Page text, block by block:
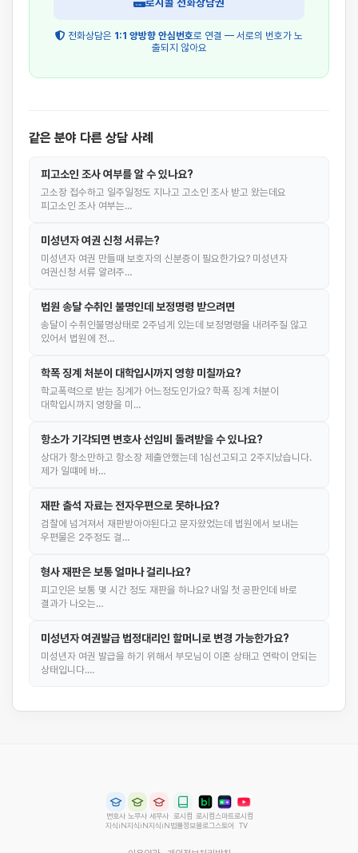
전화상담은 1:1 양방향 안심번호로 연결 — 서로의 번호가 노
출되지 않아요
같은 분야 다른 상담 사례
피고소인 조사 여부를 알 수 있나요?
고소장 접수하고 일주일정도 지나고 고소인 조사 받고 왔는데요
피고소인 조사 여부는…
미성년자 여권 신청 서류는?
미성년자 여권 만들때 보호자의 신분증이 필요한가요? 미성년자
여권신청 서류 알려주…
법원 송달 수취인 불명인데 보정명령 받으려면
송달이 수취인불명상태로 2주넘게 있는데 보정명령을 내려주질 않고
있어서 법원에 전…
학폭 징계 처분이 대학입시까지 영향 미칠까요?
학교폭력으로 받는 징계가 어느정도인가요? 학폭 징계 처분이
대학입시까지 영향을 미…
항소가 기각되면 변호사 선임비 돌려받을 수 있나요?
상대가 항소만하고 항소장 제출안했는데 1심선고되고 2주지났습니다.
제가 일떄메 바…
재판 출석 자료는 전자우편으로 못하나요?
검찰에 넘겨져서 재판받아야된다고 문자왔었는데 법원에서 보내는
우편물은 2주정도 걸…
형사 재판은 보통 얼마나 걸리나요?
피고인은 보통 몇 시간 정도 재판을 하나요? 내일 첫 공판인데 바로
결과가 나오는…
미성년자 여권발급 법정대리인 할머니로 변경 가능한가요?
미성년자 여권 발급을 하기 위해서 부모님이 이혼 상태고 연락이 안되는
상태입니다.…
변호사
지식iN
노무사
지식iN
세무사
지식iN
로시컴
법률정보
로시컴
블로그
스마트
스토어
로시컴
TV